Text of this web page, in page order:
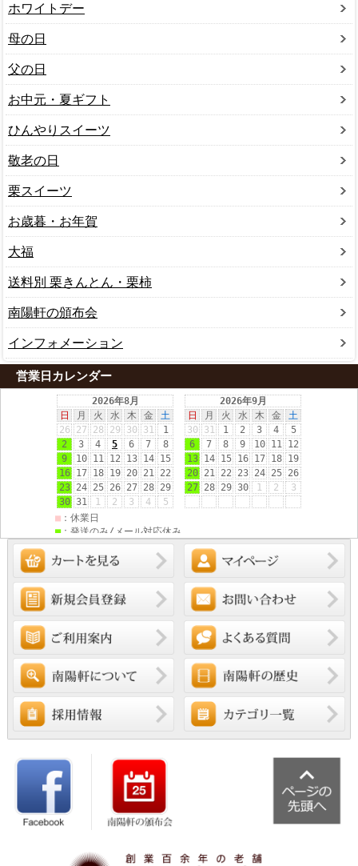
ホワイトデー
母の日
父の日
お中元・夏ギフト
ひんやりスイーツ
敬老の日
栗スイーツ
お歳暮・お年賀
大福
送料別 栗きんとん・栗柿
南陽軒の頒布会
インフォメーション
営業日カレンダー